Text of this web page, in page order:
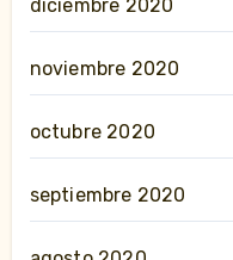
diciembre 2020
noviembre 2020
octubre 2020
septiembre 2020